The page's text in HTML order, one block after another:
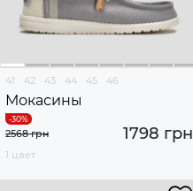
41 42 43 44 45 46
Мокасины
1798 грн
2568 грн
1 цвет